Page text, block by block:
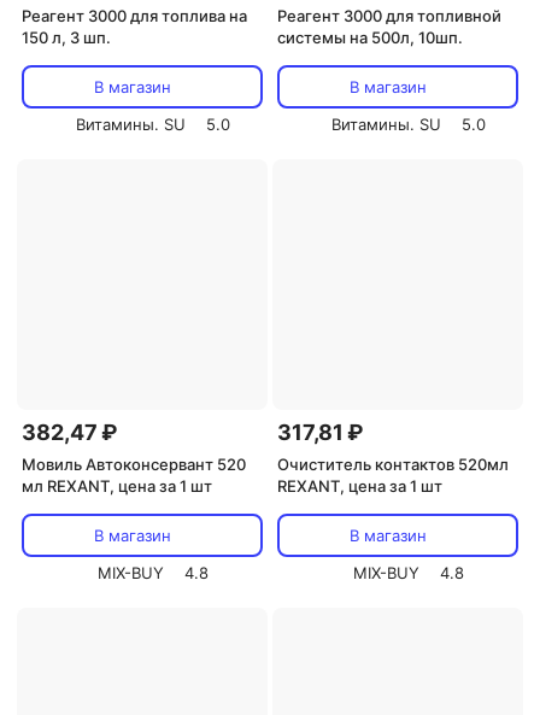
Реагент 3000 для топлива на
150 л, 3 шп.
В магазин
Витамины. SU
5.0
Реагент 3000 для топливной
системы на 500л, 10шп.
В магазин
Витамины. SU
5.0
382,47 ₽
Мовиль Автоконсервант 520
мл REXANT, цена за 1 шт
В магазин
MIX-BUY
4.8
317,81 ₽
Очиститель контактов 520мл
REXANT, цена за 1 шт
В магазин
MIX-BUY
4.8